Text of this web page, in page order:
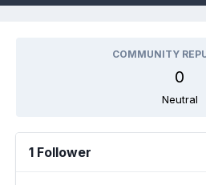
COMMUNITY
0
Neutral
1 Follower